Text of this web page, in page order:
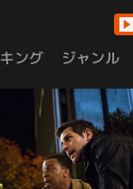
ング ジャンル